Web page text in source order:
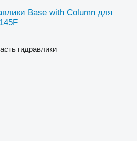
Base with Column для
гидравлики